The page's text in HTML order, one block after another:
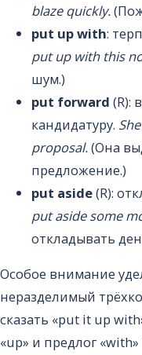
blaze quickly.
put up with:
put up with this
шум.)
put forward (R):
кандидатуру.
proposal.(Она
предложение.)
put aside(R):
put aside some
откладывать
Особое внимание
неразделимый
сказать «put it up
«up» и предлог